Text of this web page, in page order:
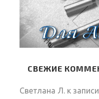
СВЕЖИЕ
Светлана Л. к записи